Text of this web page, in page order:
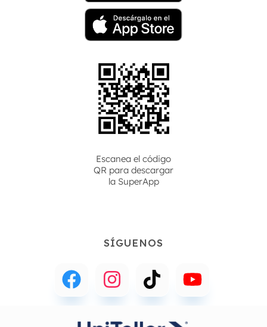
Escanea el código
QR para descargar
la SuperApp
SÍGUENOS